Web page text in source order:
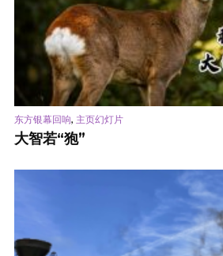
东方银幕回响, 主页幻灯片
大智若“狍”